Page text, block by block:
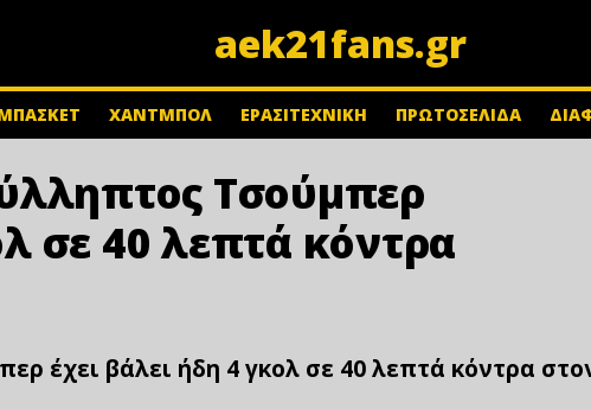
aek21fans.gr
ΧΑΝΤΜΠΟΛ ΕΡΑΣΙΤΕΧΝΙΚΗ ΠΡΩΤΟΣΕΛΙΔΑ
Τσούμπερ
σε 40 λεπτά κόντρα
έχει βάλει ήδη 4 γκολ σε 40 λεπτά κόντρα